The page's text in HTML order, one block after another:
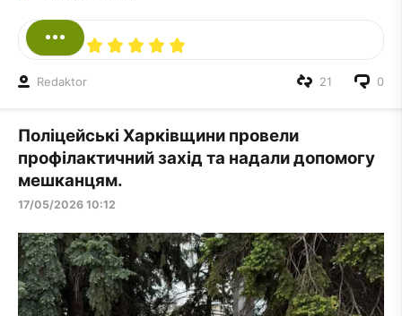
Redaktor 0
21
Поліцейські Харківщини провели
профілактичний захід та надали допомогу
мешканцям.
17/05/2026 10:12